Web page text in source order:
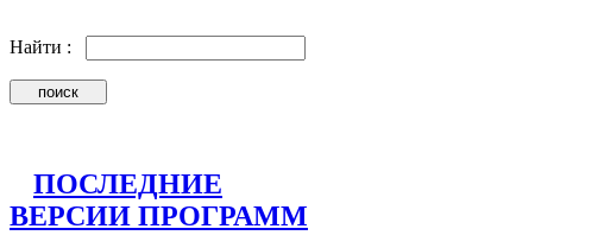
Найти :
ПОСЛЕДНИЕ
ВЕРСИИ ПРОГРАММ